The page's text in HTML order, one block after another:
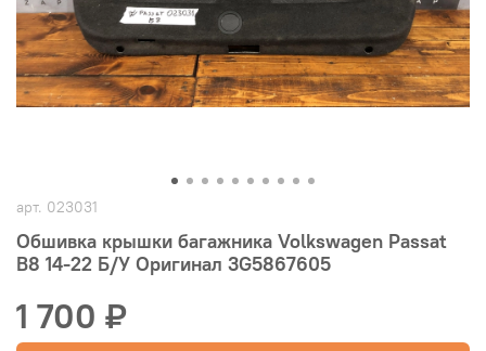
арт. 023031
Обшивка крышки багажника Volkswagen Passat
B8 14-22 Б/У Оригинал 3G5867605
1 700 ₽